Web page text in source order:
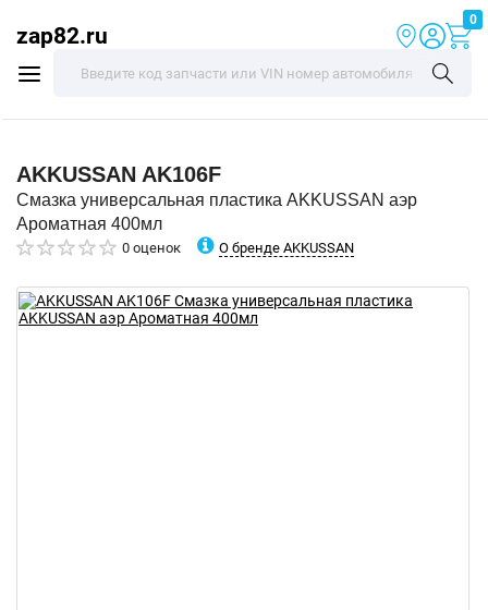
zap82.ru
0
AKKUSSAN AK106F
Смазка универсальная пластика AKKUSSAN аэр
Ароматная 400мл
0 оценок О бренде AKKUSSAN